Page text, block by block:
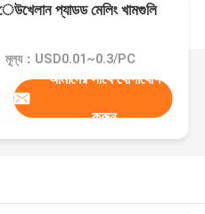
প্যাডড মেলিং খামগুলি
মূল্য：USD0.01~0.3/PC
আমাদের সাথে যোগাযোগ
করুন